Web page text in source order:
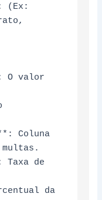
(Ex:
O valor
Coluna
de
da